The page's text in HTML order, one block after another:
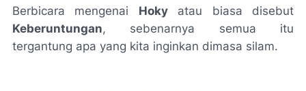
Berbicara mengenai Hokyatau biasa disebut
Keberuntungan, sebenarnya semua itu
tergantung apa yang kita inginkan dimasa silam.